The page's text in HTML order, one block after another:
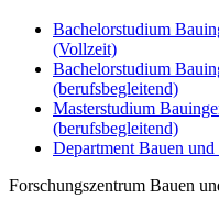
Bachelorstudium
(Vollzeit)
Bachelorstudium
(berufsbegleitend)
Masterstudium
(berufsbegleitend)
Department Bauen und
Forschungszentrum Bauen